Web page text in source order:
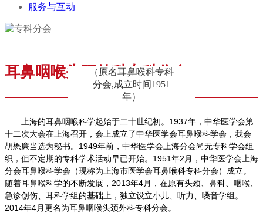
服务与互动
耳鼻咽喉头颈外科专科分会
（原名耳鼻喉科专科
分会,成立时间1951
年）
上海的耳鼻咽喉科学起始于二十世纪初。1937年，中华医学会第
十二次大会在上海召开，会上成立了中华医学会耳鼻喉科学会，我会
胡懋廉当选为秘书。1949年前，中华医学会上海分会尚无专科学会组
织，但不定期的专科学术活动早已开始。1951年2月，中华医学会上海
分会耳鼻喉科学会（现称为上海市医学会耳鼻喉科专科分会）成立。
随着耳鼻喉科学的不断发展，2013年4月，在原有头颈、鼻科、咽喉、
急诊创伤、耳科学组的基础上，独立设立小儿、听力、嗓音学组。
2014年4月更名为耳鼻咽喉头颈外科专科分会。